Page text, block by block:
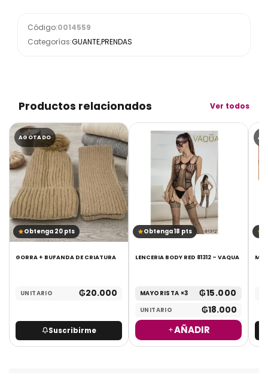
Código:0014559
Categorías:GUANTE,PRENDAS
Productos relacionados Ver todos
AGOTADO
Obtenga 20 pts
GORRA + BUFANDA DE CRIATURA
UNITARIO ₲20.000
Suscribirme
Obtenga 18 pts
LENCERIA BODY RED 81312 – VAQUA
MAYORISTA ×3 ₲15.000
UNITARIO ₲18.000
AÑADIR